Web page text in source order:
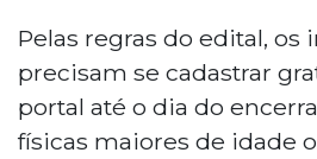
Pelas regras do edital, os
precisam se cadastrar
portal até o dia do
físicas maiores de idade